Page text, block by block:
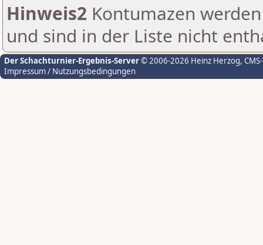
Hinweis2 Kontumazen
und sind in der Liste nicht
Der Schachturnier-Ergebnis-Server© 2006-2026 Heinz Herzog,
Impressum / Nutzungsbedingungen